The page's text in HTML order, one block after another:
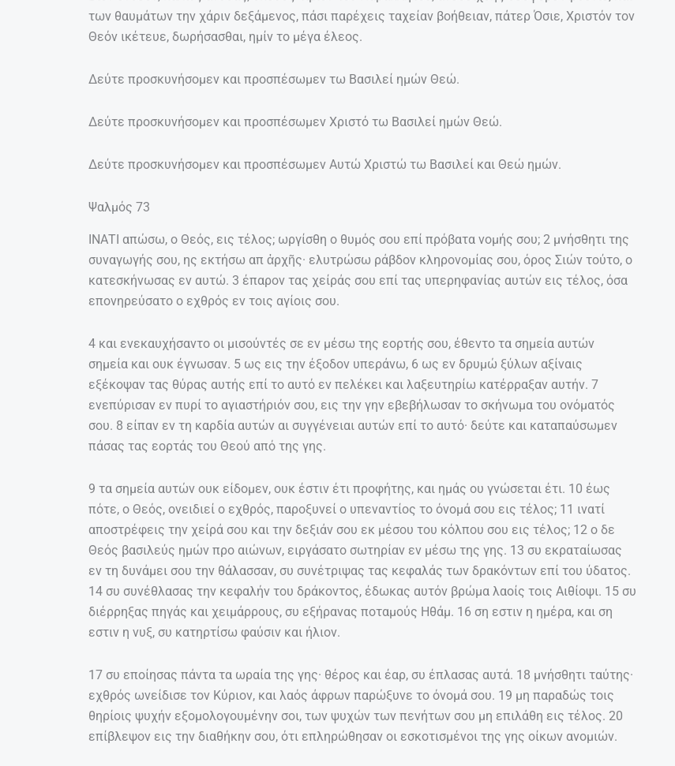
των θαυμάτων την χάριν δεξάμενος, πάσι παρέχεις ταχείαν βοήθειαν, πάτερ Όσιε, Χριστόν τον
Θεόν ικέτευε, δωρήσασθαι, ημίν το μέγα έλεος.
Δεύτε προσκυνήσομεν και προσπέσωμεν τω Βασιλεί ημών Θεώ.
Δεύτε προσκυνήσομεν και προσπέσωμεν Χριστό τω Βασιλεί ημών Θεώ.
Δεύτε προσκυνήσομεν και προσπέσωμεν Αυτώ Χριστώ τω Βασιλεί και Θεώ ημών.
Ψαλμός 73
ΙΝΑΤΙ απώσω, ο Θεός, εις τέλος; ωργίσθη ο θυμός σου επί πρόβατα νομής σου; 2 μνήσθητι της
συναγωγής σου, ης εκτήσω απ ἀρχῆς· ελυτρώσω ράβδον κληρονομίας σου, όρος Σιών τούτο, ο
κατεσκήνωσας εν αυτώ. 3 έπαρον τας χείράς σου επί τας υπερηφανίας αυτών εις τέλος, όσα
επονηρεύσατο ο εχθρός εν τοις αγίοις σου.
4 και ενεκαυχήσαντο οι μισούντές σε εν μέσω της εορτής σου, έθεντο τα σημεία αυτών
σημεία και ουκ έγνωσαν. 5 ως εις την έξοδον υπεράνω, 6 ως εν δρυμώ ξύλων αξίναις
εξέκοψαν τας θύρας αυτής επί το αυτό εν πελέκει και λαξευτηρίω κατέρραξαν αυτήν. 7
ενεπύρισαν εν πυρί το αγιαστήριόν σου, εις την γην εβεβήλωσαν το σκήνωμα του ονόματός
σου. 8 είπαν εν τη καρδία αυτών αι συγγένειαι αυτών επί το αυτό· δεύτε και καταπαύσωμεν
πάσας τας εορτάς του Θεού από της γης.
9 τα σημεία αυτών ουκ είδομεν, ουκ έστιν έτι προφήτης, και ημάς ου γνώσεται έτι. 10 έως
πότε, ο Θεός, ονειδιεί ο εχθρός, παροξυνεί ο υπεναντίος το όνομά σου εις τέλος; 11 ινατί
αποστρέφεις την χείρά σου και την δεξιάν σου εκ μέσου του κόλπου σου εις τέλος; 12 ο δε
Θεός βασιλεύς ημών προ αιώνων, ειργάσατο σωτηρίαν εν μέσω της γης. 13 συ εκραταίωσας
εν τη δυνάμει σου την θάλασσαν, συ συνέτριψας τας κεφαλάς των δρακόντων επί του ύδατος.
14 συ συνέθλασας την κεφαλήν του δράκοντος, έδωκας αυτόν βρώμα λαοίς τοις Αιθίοψι. 15 συ
διέρρηξας πηγάς και χειμάρρους, συ εξήρανας ποταμούς Ηθάμ. 16 ση εστιν η ημέρα, και ση
εστιν η νυξ, συ κατηρτίσω φαύσιν και ήλιον.
17 συ εποίησας πάντα τα ωραία της γης· θέρος και έαρ, συ έπλασας αυτά. 18 μνήσθητι ταύτης·
εχθρός ωνείδισε τον Κύριον, και λαός άφρων παρώξυνε το όνομά σου. 19 μη παραδώς τοις
θηρίοις ψυχήν εξομολογουμένην σοι, των ψυχών των πενήτων σου μη επιλάθη εις τέλος. 20
επίβλεψον εις την διαθήκην σου, ότι επληρώθησαν οι εσκοτισμένοι της γης οίκων ανομιών.